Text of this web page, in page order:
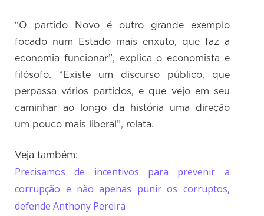
“O partido Novo é outro grande exemplo
focado num Estado mais enxuto, que faz a
economia funcionar”, explica o economista e
filósofo. “Existe um discurso público, que
perpassa vários partidos, e que vejo em seu
caminhar ao longo da história uma direção
um pouco mais liberal”, relata.
Veja também:
Precisamos de incentivos para prevenir a
corrupção e não apenas punir os corruptos,
defende Anthony Pereira